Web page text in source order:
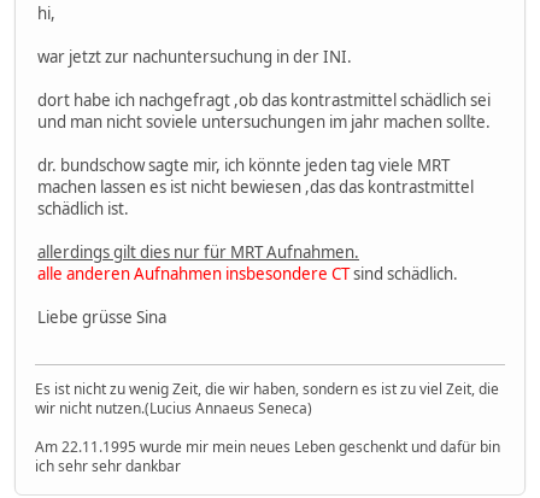
hi,
war jetzt zur nachuntersuchung in der INI.
dort habe ich nachgefragt ,ob das kontrastmittel schädlich sei
und man nicht soviele untersuchungen im jahr machen sollte.
dr. bundschow sagte mir, ich könnte jeden tag viele MRT
machen lassen es ist nicht bewiesen ,das das kontrastmittel
schädlich ist.
allerdings gilt dies nur für MRT Aufnahmen.
alle anderen Aufnahmen insbesondere CTsind schädlich.
Liebe grüsse Sina
Es ist nicht zu wenig Zeit, die wir haben, sondern es ist zu viel Zeit, die
wir nicht nutzen.(Lucius Annaeus Seneca)
Am 22.11.1995 wurde mir mein neues Leben geschenkt und dafür bin
ich sehr sehr dankbar